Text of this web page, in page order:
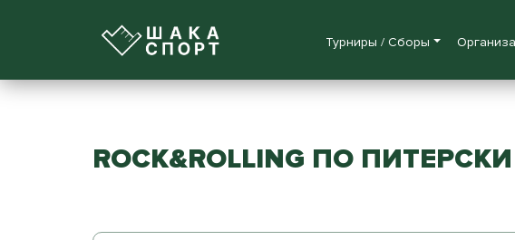
Турниры / Сборы
ROCK&ROLLING ПО